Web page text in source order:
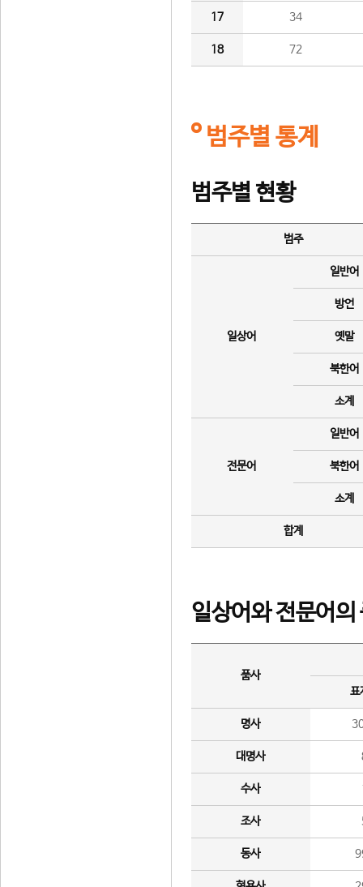
17 34
18 72
범주별 통계
범주별 현황
범주
일상어
일반어
방언
옛말
북한어
소계
전문어
일반어
북한어
소계
합계
일상어와 전문어의
품사
표
명사
대명사
수사
조사
동사